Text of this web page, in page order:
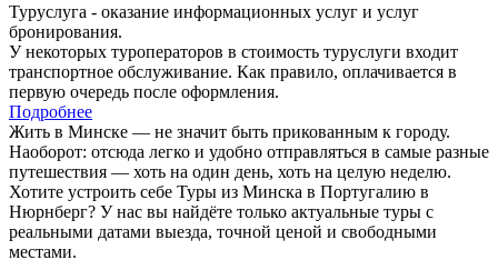
Туруслуга - оказание информационных услуг и услуг
бронирования.
У некоторых туроператоров в стоимость туруслуги входит
транспортное обслуживание. Как правило, оплачивается в
первую очередь после оформления.
Подробнее
Жить в Минске — не значит быть прикованным к городу.
Наоборот: отсюда легко и удобно отправляться в самые разные
путешествия — хоть на один день, хоть на целую неделю.
Хотите устроить себе Туры из Минска в Португалию в
Нюрнберг? У нас вы найдёте только актуальные туры с
реальными датами выезда, точной ценой и свободными
местами.